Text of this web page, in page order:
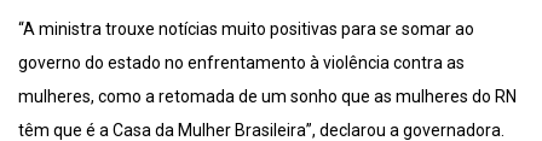
“A ministra trouxe notícias muito positivas para se somar ao
governo do estado no enfrentamento à violência contra as
mulheres, como a retomada de um sonho que as mulheres do RN
têm que é a Casa da Mulher Brasileira”, declarou a governadora.